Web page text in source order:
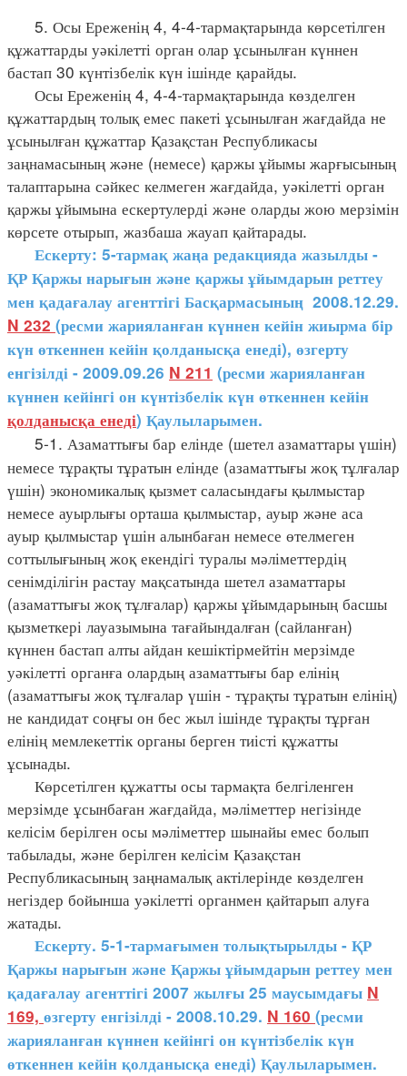
5. Осы Ереженің 4, 4-4-тармақтарында көрсетілген
құжаттарды уәкілетті орган олар ұсынылған күннен
бастап 30 күнтізбелік күн ішінде қарайды.
Осы Ереженің 4, 4-4-тармақтарында көзделген
құжаттардың толық емес пакеті ұсынылған жағдайда не
ұсынылған құжаттар Қазақстан Республикасы
заңнамасының және (немесе) қаржы ұйымы жарғысының
талаптарына сәйкес келмеген жағдайда, уәкілетті орган
қаржы ұйымына ескертулерді және оларды жою мерзімін
көрсете отырып, жазбаша жауап қайтарады.
Ескерту: 5-тармақ жаңа редакцияда жазылды -
ҚР Қаржы нарығын және қаржы ұйымдарын реттеу
мен қадағалау агенттігі Басқармасының 2008.12.29.
N 232 (ресми жарияланған күннен кейін жиырма бір
күн өткеннен кейін қолданысқа енеді), өзгерту
енгізілді - 2009.09.26 N 211 (ресми жарияланған
күннен кейінгі он күнтізбелік күн өткеннен кейін
қолданысқа енеді) Қаулыларымен.
5-1. Азаматтығы бар елінде (шетел азаматтары үшін)
немесе тұрақты тұратын елінде (азаматтығы жоқ тұлғалар
үшін) экономикалық қызмет саласындағы қылмыстар
немесе ауырлығы орташа қылмыстар, ауыр және аса
ауыр қылмыстар үшін алынбаған немесе өтелмеген
соттылығының жоқ екендігі туралы мәліметтердің
сенімділігін растау мақсатында шетел азаматтары
(азаматтығы жоқ тұлғалар) қаржы ұйымдарының басшы
қызметкері лауазымына тағайындалған (сайланған)
күннен бастап алты айдан кешіктірмейтін мерзімде
уәкілетті органға олардың азаматтығы бар елінің
(азаматтығы жоқ тұлғалар үшін - тұрақты тұратын елінің)
не кандидат соңғы он бес жыл ішінде тұрақты тұрған
елінің мемлекеттік органы берген тиісті құжатты
ұсынады.
Көрсетілген құжатты осы тармақта белгіленген
мерзімде ұсынбаған жағдайда, мәліметтер негізінде
келісім берілген осы мәліметтер шынайы емес болып
табылады, және берілген келісім Қазақстан
Республикасының заңнамалық актілерінде көзделген
негіздер бойынша уәкілетті органмен қайтарып алуға
жатады.
Ескерту. 5-1-тармағымен толықтырылды - ҚР
Қаржы нарығын және Қаржы ұйымдарын реттеу мен
қадағалау агенттігі 2007 жылғы 25 маусымдағы N
169, өзгерту енгізілді - 2008.10.29. N 160 (ресми
жарияланған күннен кейінгі он күнтізбелік күн
өткеннен кейін қолданысқа енеді) Қаулыларымен.